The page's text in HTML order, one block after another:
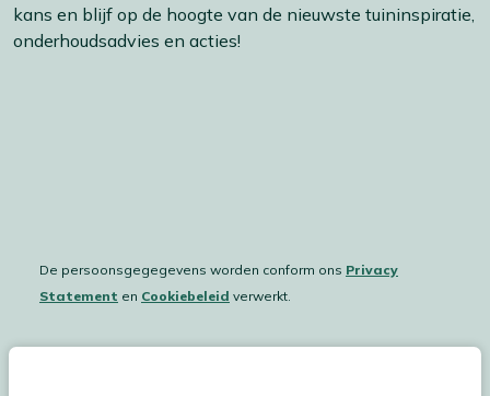
kans en blijf op de hoogte van de nieuwste tuininspiratie,
onderhoudsadvies en acties!
De persoonsgegegevens worden conform ons Privacy
Statement en Cookiebeleid verwerkt.